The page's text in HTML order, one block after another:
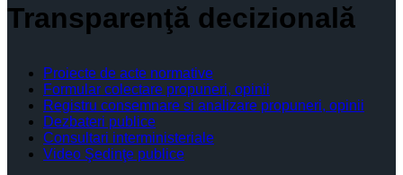
Transparenţă decizională
Proiecte de acte normative
Formular colectare propuneri, opinii
Registru consemnare si analizare propuneri, opinii
Dezbateri publice
Consultari interministeriale
Video Şedinţe publice